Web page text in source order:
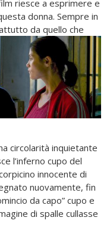
riesce a esprimere e
donna. Sempre in
da quello che
circolarità inquietante
l’inferno cupo del
innocente di
nuovamente, fin
da capo” cupo e
di spalle cullasse